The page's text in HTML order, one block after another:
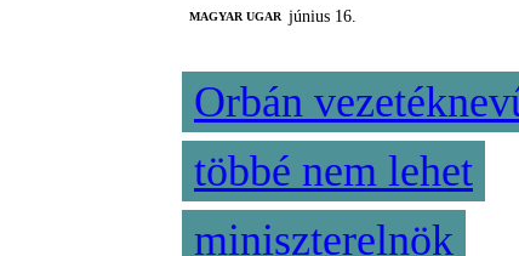
MAGYAR UGAR június 16.
Orbán
többé nem lehet
miniszterelnök